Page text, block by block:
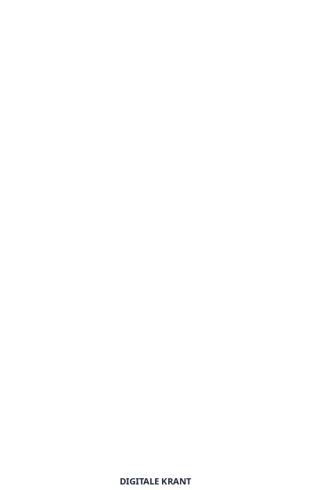
DIGITALE KRANT